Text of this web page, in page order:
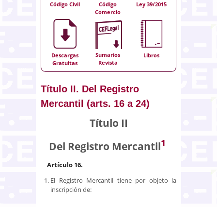
Código Civil
Código
Comercio
Ley 39/2015
Descargas
Gratuitas
Sumarios
Revista
Libros
Título II. Del Registro
Mercantil (arts. 16 a 24)
Título II
Del Registro Mercantil1
Artículo 16.
El Registro Mercantil tiene por objeto la
inscripción de: